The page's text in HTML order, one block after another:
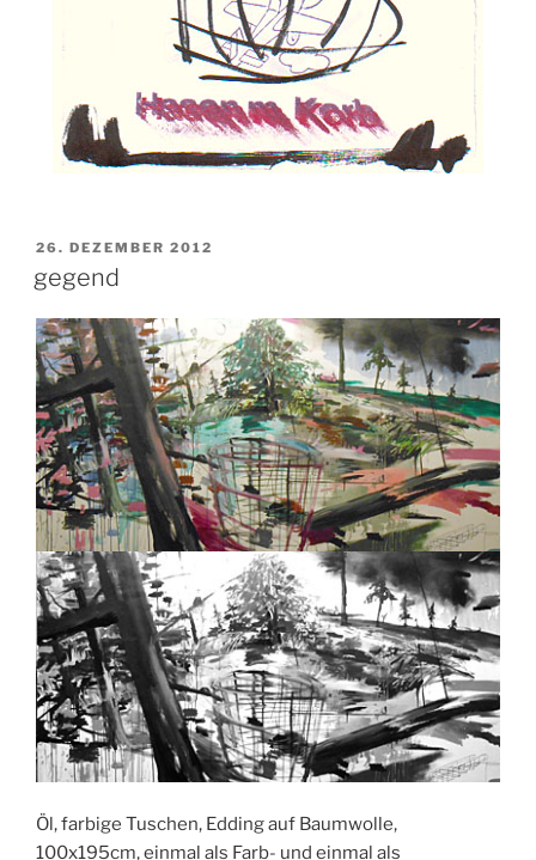
VERÖFFENTLICHT
26. DEZEMBER 2012
gegend
Öl, farbige Tuschen, Edding auf Baumwolle,
100x195cm, einmal als Farb- und einmal als